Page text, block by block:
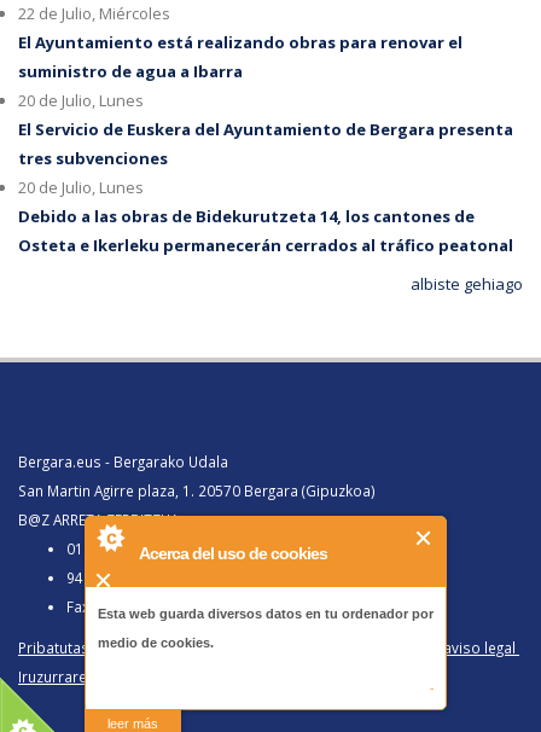
Acerca del uso de cookies
Esta web guarda diversos datos en tu ordenador por
medio de cookies.
-
leer más
22 de Julio, Miércoles
El Ayuntamiento está realizando obras para renovar el
suministro de agua a Ibarra
20 de Julio, Lunes
El Servicio de Euskera del Ayuntamiento de Bergara presenta
tres subvenciones
20 de Julio, Lunes
Debido a las obras de Bidekurutzeta 14, los cantones de
Osteta e Ikerleku permanecerán cerrados al tráfico peatonal
albiste gehiago
Bergara.eus - Bergarako Udala
San Martin Agirre plaza, 1. 20570 Bergara (Gipuzkoa)
B@Z ARRETA ZERBITZUA:
010, Bergaratik deituz gero
943 77 91 00, Bergaraz kanpotik deituz gero
Faxa 943 77 91 63
Pribatutasun politika eta lege oharra
Política de privacidad y aviso legal
Iruzurraren Aurkako Politika